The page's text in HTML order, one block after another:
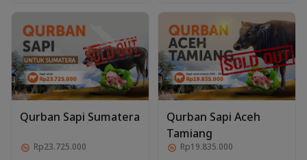
Qurban Sapi Sumatera
Rp23.725.000
Qurban Sapi Aceh
Tamiang
Rp19.835.000